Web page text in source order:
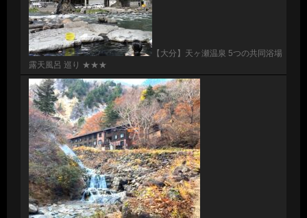
【大分】天ヶ瀬温泉 5つの共同浴場
露天風呂 巡り ★★★